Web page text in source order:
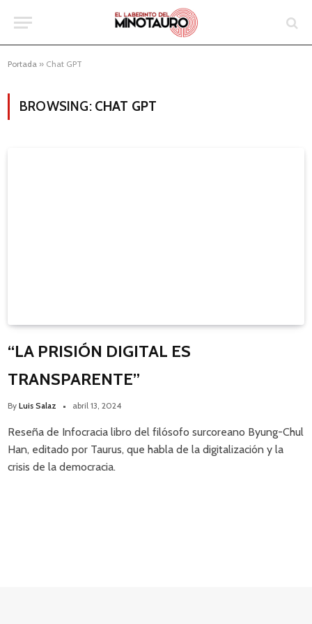
Portada » Chat GPT
BROWSING: CHAT GPT
“LA PRISIÓN DIGITAL ES
TRANSPARENTE”
By Luis Salaz abril 13, 2024
Reseña de Infocracia libro del filósofo surcoreano Byung-Chul
Han, editado por Taurus, que habla de la digitalización y la
crisis de la democracia.